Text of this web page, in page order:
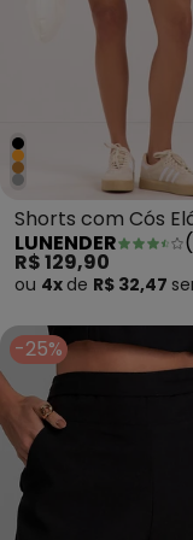
Shorts com Cós
e Bolsos em Malha
Marrom
LUNENDER (
R$ 129,90
ou 4x de R$ 32,47
-25%